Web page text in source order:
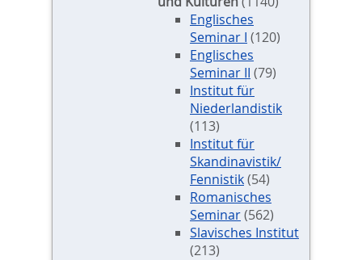
Englisches
Seminar I (120)
Englisches
Seminar II (79)
Institut für
Niederlandistik
(113)
Institut für
Skandinavistik/
Fennistik(54)
Romanisches
Seminar(562)
Slavisches Institut
(213)